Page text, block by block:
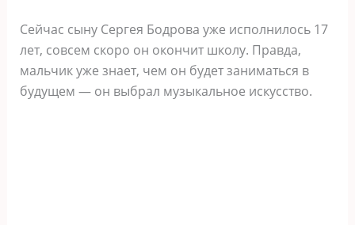
Сейчас сыну Сергея Бодрова уже исполнилось 17
лет, совсем скоро он окончит школу. Правда,
мальчик уже знает, чем он будет заниматься в
будущем — он выбрал музыкальное искусство.